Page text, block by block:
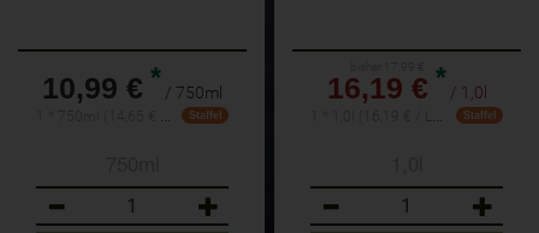
10,99 € * / 750ml
Staffel
16,19 € * / 1,0l
Staffel